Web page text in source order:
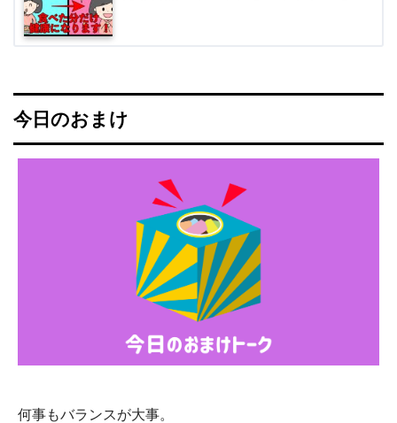
今日のおまけ
何事もバランスが大事。